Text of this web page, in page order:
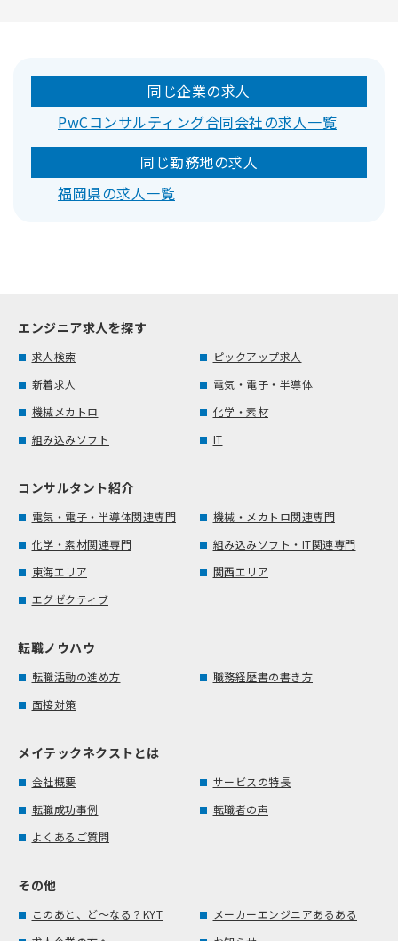
同じ企業の求人
PwCコンサルティング合同会社の求人一覧
同じ勤務地の求人
福岡県の求人一覧
エンジニア求人を探す
求人検索
ピックアップ求人
新着求人
電気・電子・半導体
機械メカトロ
化学・素材
組み込みソフト
IT
コンサルタント紹介
電気・電子・半導体関連専門
機械・メカトロ関連専門
化学・素材関連専門
組み込みソフト・IT関連専門
東海エリア
関西エリア
エグゼクティブ
転職ノウハウ
転職活動の進め方
職務経歴書の書き方
面接対策
メイテックネクストとは
会社概要
サービスの特長
転職成功事例
転職者の声
よくあるご質問
その他
このあと、ど～なる？KYT
メーカーエンジニアあるある